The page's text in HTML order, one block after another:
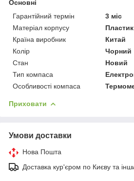
Основні
Гарантійний термін
3 міс
Матеріал корпусу
Пластик
Країна виробник
Китай
Колір
Чорний
Стан
Новий
Тип компаса
Особливості компаса
Приховати
Умови доставки
Нова Пошта
Доставка кур'єром по Києву та